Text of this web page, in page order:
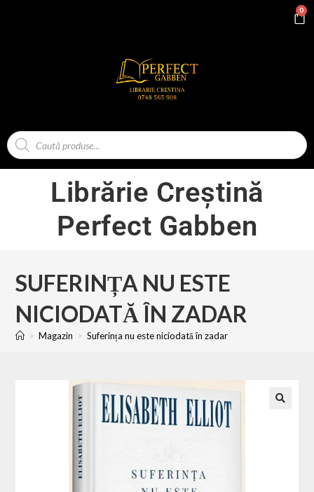
0
Librărie Creștină
Perfect Gabben
SUFERINȚA NU ESTE
NICIODATĂ ÎN ZADAR
> Magazin > Suferința nu este niciodată în zadar